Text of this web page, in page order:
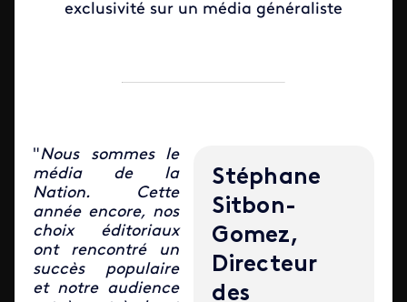
exclusivité sur un média généraliste
"Nous sommes le
média de la
Nation. Cette
année encore, nos
choix éditoriaux
ont rencontré un
succès populaire
et notre audience
Stéphane
Sitbon-
Gomez,
Directeur
des